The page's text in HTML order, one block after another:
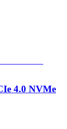
4.0 NVMe